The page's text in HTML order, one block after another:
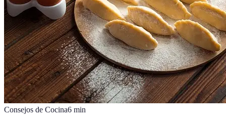
Consejos de Cocina6 min